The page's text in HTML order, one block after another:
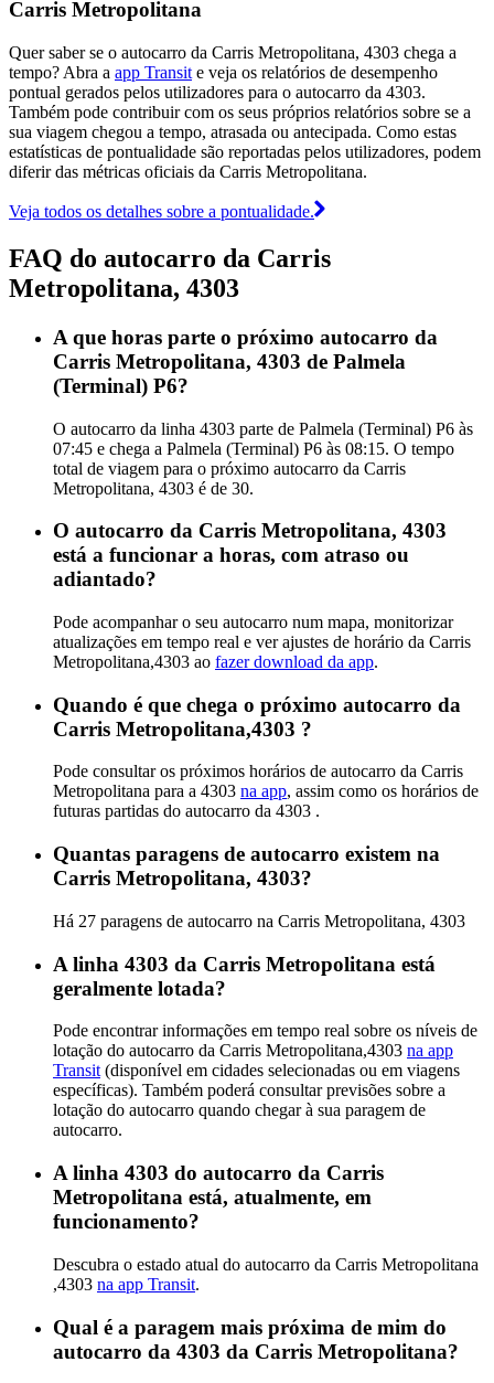
Carris Metropolitana
Quer saber se o autocarro da Carris Metropolitana, 4303 chega a
tempo? Abra a app Transit e veja os relatórios de desempenho
pontual gerados pelos utilizadores para o autocarro da 4303.
Também pode contribuir com os seus próprios relatórios sobre se a
sua viagem chegou a tempo, atrasada ou antecipada. Como estas
estatísticas de pontualidade são reportadas pelos utilizadores, podem
diferir das métricas oficiais da Carris Metropolitana.
Veja todos os detalhes sobre a pontualidade.
FAQ do autocarro da Carris
Metropolitana, 4303
A que horas parte o próximo autocarro da
Carris Metropolitana, 4303 de Palmela
(Terminal) P6?
O autocarro da linha 4303 parte de Palmela (Terminal) P6 às
07:45 e chega a Palmela (Terminal) P6 às 08:15. O tempo
total de viagem para o próximo autocarro da Carris
Metropolitana, 4303 é de 30.
O autocarro da Carris Metropolitana, 4303
está a funcionar a horas, com atraso ou
adiantado?
Pode acompanhar o seu autocarro num mapa, monitorizar
atualizações em tempo real e ver ajustes de horário da Carris
Metropolitana,4303 ao fazer download da app.
Quando é que chega o próximo autocarro da
Carris Metropolitana,4303 ?
Pode consultar os próximos horários de autocarro da Carris
Metropolitana para a 4303 na app, assim como os horários de
futuras partidas do autocarro da 4303 .
Quantas paragens de autocarro existem na
Carris Metropolitana, 4303?
Há 27 paragens de autocarro na Carris Metropolitana, 4303
A linha 4303 da Carris Metropolitana está
geralmente lotada?
Pode encontrar informações em tempo real sobre os níveis de
lotação do autocarro da Carris Metropolitana,4303 na app
Transit (disponível em cidades selecionadas ou em viagens
específicas). Também poderá consultar previsões sobre a
lotação do autocarro quando chegar à sua paragem de
autocarro.
A linha 4303 do autocarro da Carris
Metropolitana está, atualmente, em
funcionamento?
Descubra o estado atual do autocarro da Carris Metropolitana
,4303 na app Transit.
Qual é a paragem mais próxima de mim do
autocarro da 4303 da Carris Metropolitana?